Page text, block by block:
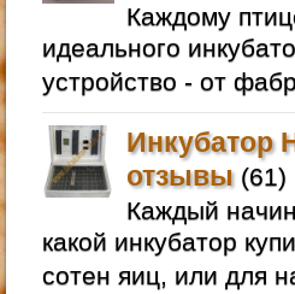
Каждому
идеального
устройство - от
Инкубатор
отзывы(61)
Каждый
какой инкубатор
сотен яиц, или для